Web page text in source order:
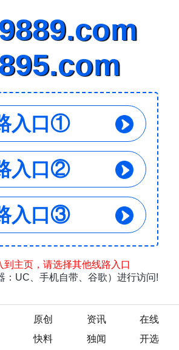
原创 资讯
在线
快料 独闻 开选